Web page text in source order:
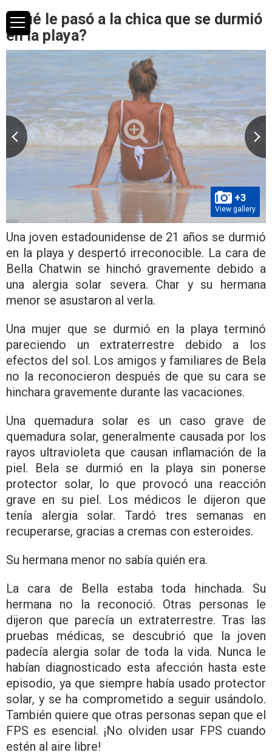
¿Qué le pasó a la chica que se durmió
en la playa?
+3
View gallery
Una joven estadounidense de 21 años se durmió
en la playa y despertó irreconocible. La cara de
Bella Chatwin se hinchó gravemente debido a
una alergia solar severa. Char y su hermana
menor se asustaron al verla.
Una mujer que se durmió en la playa terminó
pareciendo un extraterrestre debido a los
efectos del sol. Los amigos y familiares de Bela
no la reconocieron después de que su cara se
hinchara gravemente durante las vacaciones.
Una quemadura solar es un caso grave de
quemadura solar, generalmente causada por los
rayos ultravioleta que causan inflamación de la
piel. Bela se durmió en la playa sin ponerse
protector solar, lo que provocó una reacción
grave en su piel. Los médicos le dijeron que
tenía alergia solar. Tardó tres semanas en
recuperarse, gracias a cremas con esteroides.
Su hermana menor no sabía quién era.
La cara de Bella estaba toda hinchada. Su
hermana no la reconoció. Otras personas le
dijeron que parecía un extraterrestre. Tras las
pruebas médicas, se descubrió que la joven
padecía alergia solar de toda la vida. Nunca le
habían diagnosticado esta afección hasta este
episodio, ya que siempre había usado protector
solar, y se ha comprometido a seguir usándolo.
También quiere que otras personas sepan que el
FPS es esencial. ¡No olviden usar FPS cuando
estén al aire libre!